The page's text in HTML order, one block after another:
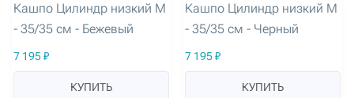
Кашпо Цилиндр низкий M
- 35/35 см - Бежевый
7 195 ₽
КУПИТЬ
Кашпо Цилиндр низкий M
- 35/35 см - Черный
7 195 ₽
КУПИТЬ